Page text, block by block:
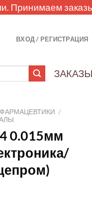
Принимаем
ВХОД / РЕГИСТРАЦИЯ
/
0.015мм